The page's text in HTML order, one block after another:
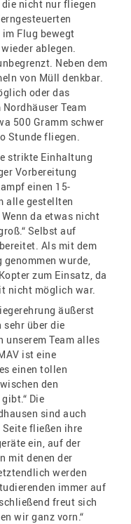
nicht nur fliegen
Flug bewegt
ablegen.
Neben dem
von Müll denkbar.
oder das
Team
500 Gramm schwer
Stunde fliegen.
strikte Einhaltung
Vorbereitung
einen 15-
alle gestellten
da etwas nicht
Selbst auf
Als mit dem
genommen wurde,
zum Einsatz, da
nicht möglich war.
äußerst
über die
unserem Team alles
ist eine
einen tollen
den
Die
sind auch
Seite fließen ihre
ein, auf der
mit denen der
werden
immer auf
freut sich
wir ganz vorn.“